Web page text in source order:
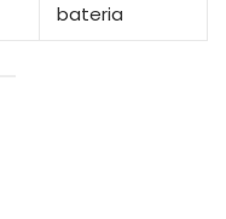
bateria